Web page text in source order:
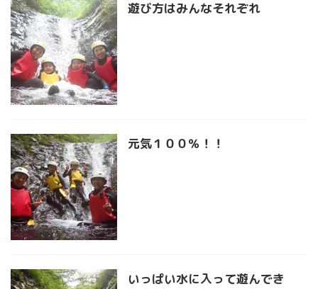
遊び方はみんなそれぞれ
元気１００％！！
いっぱい水に入って遊んでき